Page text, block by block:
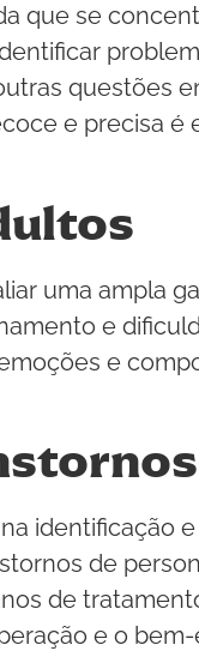
que se
questões
e precisa
uma ampla
e
e
identificação
de
de
e o bem-